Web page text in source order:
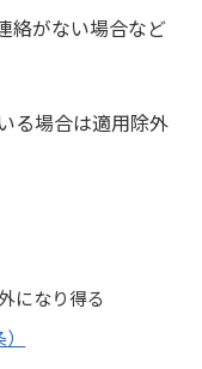
絡がない場合など
る場合は適用除外
になり得る